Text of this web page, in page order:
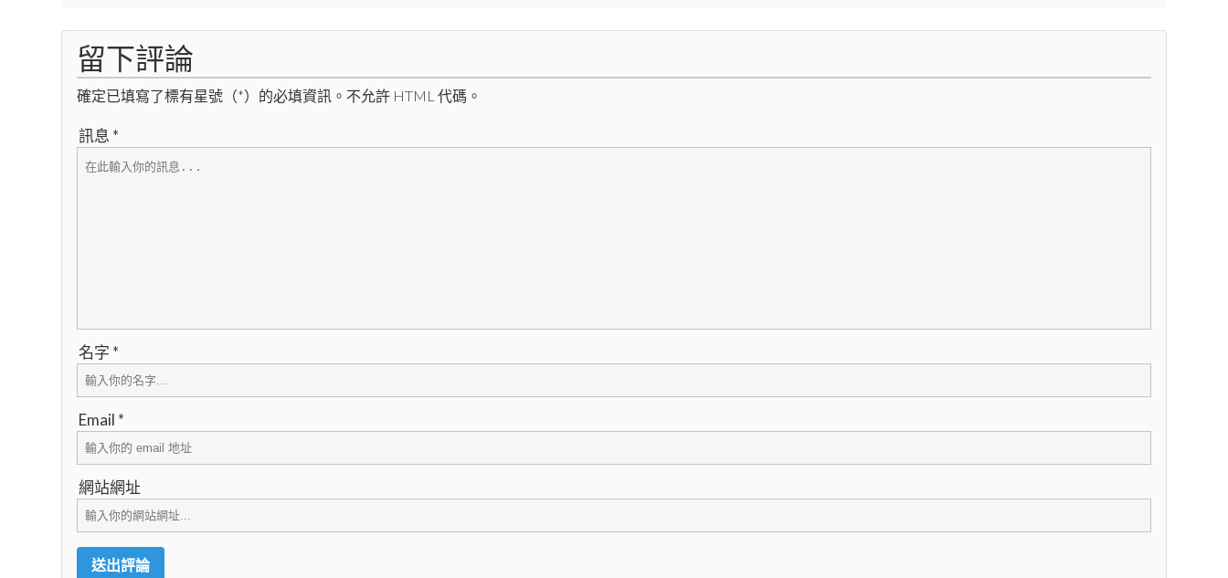
留下評論
確定已填寫了標有星號（*）的必填資訊。不允許 HTML 代碼。
訊息 *
名字 *
Email *
網站網址